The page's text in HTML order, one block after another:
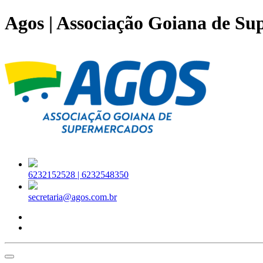
Agos | Associação Goiana de
6232152528 | 6232548350
secretaria@agos.com.br